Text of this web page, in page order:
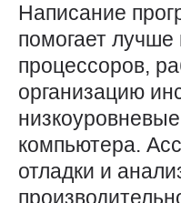
Написание
помогает лучше
процессоров,
организацию
компьютера.
отладки и